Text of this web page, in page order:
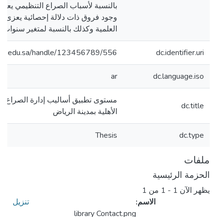
بالنسبة لأسباب الصراع التنظيمي
وجود فروق ذات دلالة إحصائية يعزى
العلمية وكذلك بالنسبة لمتغير سنوات
dc.identifier.uri
handle/123456789/556
dc.language.iso
ar
dc.title
مستوى تطبيق أساليب إدارة الصراع
الأهلية بمدينة الرياض
dc.type
Thesis
ملفات
الحزمة الرئيسية
يظهر الآن 1 - 1 من 1
الاسم:
library Contact.png
تنزيل